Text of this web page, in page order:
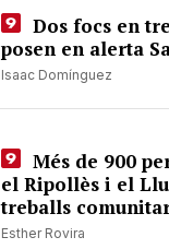
Dos focs en
posen en alerta
Isaac Domínguez
Més de 900
el Ripollès i el
treballs
Esther Rovira